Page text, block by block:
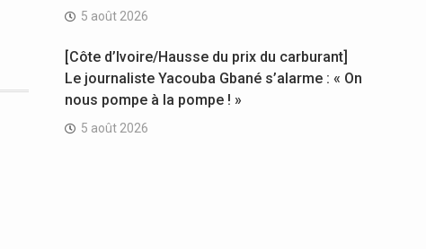
5 août 2026
[Côte d’Ivoire/Hausse du prix du carburant]
Le journaliste Yacouba Gbané s’alarme : « On
nous pompe à la pompe ! »
5 août 2026